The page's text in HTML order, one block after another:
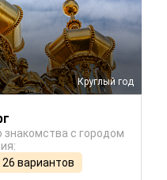
Круглый год
знакомства с городом
26 вариантов